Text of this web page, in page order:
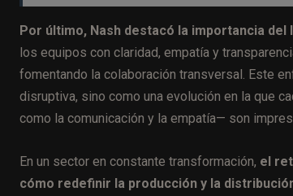
Por último, Nash destacó la importancia
los equipos con claridad, empatía y
fomentando la colaboración transversal. Este
disruptiva, sino como una evolución en la que
como la comunicación y la empatía— son
En un sector en constante transformación, el
cómo redefinir la producción y la